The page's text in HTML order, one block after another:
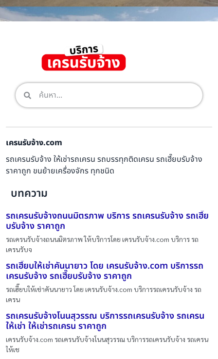
เครนรับจ้าง.com
รถเครนรับจ้าง ให้เช่ารถเครน รถบรรทุกติดเครน รถเฮี๊ยบรับจ้าง
ราคาถูก ขนย้ายเครื่องจักร ทุกชนิด
บทความ
รถเครนรับจ้างถนนมิตรภาพ บริการ รถเครนรับจ้าง รถเฮี๊ย
บรับจ้าง ราคาถูก
รถเครนรับจ้างถนนมิตรภาพ ให้บริการโดย เครนรับจ้าง.com บริการ รถ
เครนรับจ
รถเฮี๊ยบให้เช่าคันนายาว โดย เครนรับจ้าง.com บริการรถ
เครนรับจ้าง รถเฮี๊ยบรับจ้าง ราคาถูก
รถเฮี๊ยบให้เช่าคันนายาว โดย เครนรับจ้าง.com บริการรถเครนรับจ้าง รถ
เครน
รถเครนรับจ้างโนนสุวรรณ บริการรถเครนรับจ้าง รถเครน
ให้เช่า ให้เช่ารถเครน ราคาถูก
เครนรับจ้าง.com รถเครนรับจ้างโนนสุวรรณ บริการรถเครนรับจ้าง รถเครน
ให้เช